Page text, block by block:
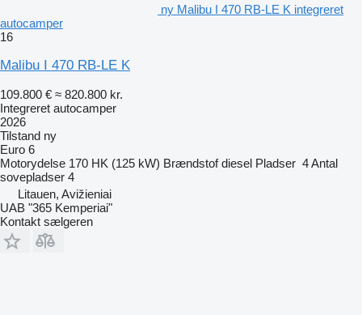
ny Malibu I 470 RB-LE K integreret
autocamper
16
Malibu I 470 RB-LE K
109.800 € ≈ 820.800 kr.
Integreret autocamper
2026
Tilstand ny
Euro 6
Motorydelse 170 HK (125 kW) Brændstof diesel Pladser 4Antal
sovepladser 4
Litauen, Avižieniai
UAB "365 Kemperiai"
Kontakt sælgeren